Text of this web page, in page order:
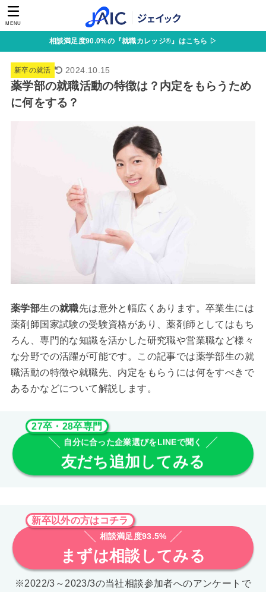
MENU
相談満足度90.0%の『就職カレッジ®』はこちら ▷
新卒の就活 2024.10.15
薬学部の就職活動の特徴は？内定をもらうため
に何をする？
薬学部生の就職先は意外と幅広くあります。卒業生には
薬剤師国家試験の受験資格があり、薬剤師としてはもち
ろん、専門的な知識を活かした研究職や営業職など様々
な分野での活躍が可能です。この記事では薬学部生の就
職活動の特徴や就職先、内定をもらうには何をすべきで
あるかなどについて解説します。
27卒・28卒専門
自分に合った企業選びをLINEで聞く
友だち追加してみる
新卒以外の方はコチラ
相談満足度93.5%
まずは相談してみる
※2022/3～2023/3の当社相談参加者へのアンケートで